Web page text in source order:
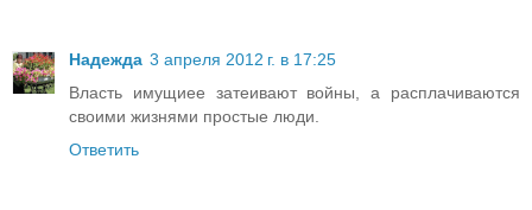
Надежда 3 апреля 2012 г. в 17:25
Власть имущиее затеивают войны, а расплачиваются
своими жизнями простые люди.
Ответить